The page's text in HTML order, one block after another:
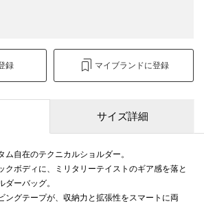
録 マイブランドに登録
サイズ詳細
自在のテクニカルショルダー。
クボディに、ミリタリーテイストのギア感を落と
ダーバッグ。
ングテープが、収納力と拡張性をスマートに両